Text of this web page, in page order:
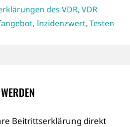
des VDR, VDR
, Inzidenzwert, Testen
Beitrittserklärung direkt